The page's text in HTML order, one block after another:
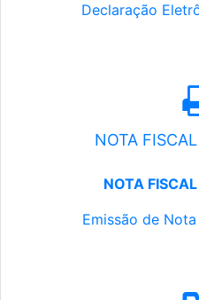
Declaração
NOTA
NOTA
Emissão de